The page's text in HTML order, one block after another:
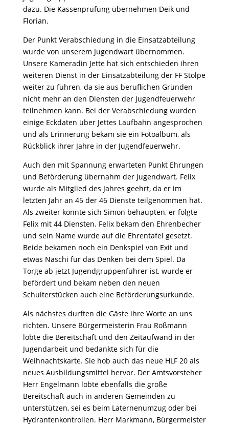
dazu. Die Kassenprüfung übernehmen Deik und
Florian.
Der Punkt Verabschiedung in die Einsatzabteilung
wurde von unserem Jugendwart übernommen.
Unsere Kameradin Jette hat sich entschieden ihren
weiteren Dienst in der Einsatzabteilung der FF Stolpe
weiter zu führen, da sie aus beruflichen Gründen
nicht mehr an den Diensten der Jugendfeuerwehr
teilnehmen kann. Bei der Verabschiedung wurden
einige Eckdaten über Jettes Laufbahn angesprochen
und als Erinnerung bekam sie ein Fotoalbum, als
Rückblick ihrer Jahre in der Jugendfeuerwehr.
Auch den mit Spannung erwarteten Punkt Ehrungen
und Beförderung übernahm der Jugendwart. Felix
wurde als Mitglied des Jahres geehrt, da er im
letzten Jahr an 45 der 46 Dienste teilgenommen hat.
Als zweiter konnte sich Simon behaupten, er folgte
Felix mit 44 Diensten. Felix bekam den Ehrenbecher
und sein Name wurde auf die Ehrentafel gesetzt.
Beide bekamen noch ein Denkspiel von Exit und
etwas Naschi für das Denken bei dem Spiel. Da
Torge ab jetzt Jugendgruppenführer ist, wurde er
befördert und bekam neben den neuen
Schulterstücken auch eine Beförderungsurkunde.
Als nächstes durften die Gäste ihre Worte an uns
richten. Unsere Bürgermeisterin Frau Roßmann
lobte die Bereitschaft und den Zeitaufwand in der
Jugendarbeit und bedankte sich für die
Weihnachtskarte. Sie hob auch das neue HLF 20 als
neues Ausbildungsmittel hervor. Der Amtsvorsteher
Herr Engelmann lobte ebenfalls die große
Bereitschaft auch in anderen Gemeinden zu
unterstützen, sei es beim Laternenumzug oder bei
Hydrantenkontrollen. Herr Markmann, Bürgermeister